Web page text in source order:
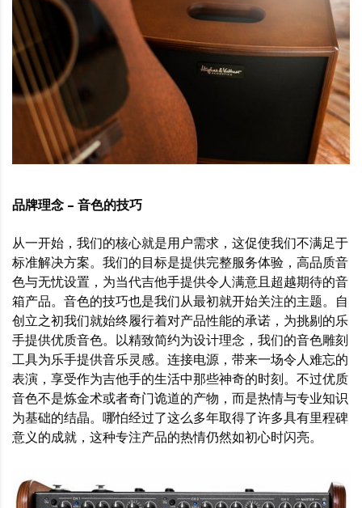
品牌理念 – 音色的技巧
从一开始，我们的核心就是用户需求，这促使我们不满足于
标准解决方案。我们的目标是提供完整服务体验，高品质音
色与无忧设置，为当代吉他手提供令人满意且超越期待的音
箱产品。音色的技巧也是我们从最初就开始关注的主题。自
创立之初我们就始终履行着对产品性能的承诺，为挑剔的乐
手提供优质音色。以精致简约为设计理念，我们的音色雕刻
工具为乐手提供音乐灵感。连接电源，带来一场令人难忘的
表演，享受作为吉他手的生活中那些神奇的时刻。不过优质
音色不是炼金术或者奇门诡道的产物，而是热情与专业知识
为基础的结晶。哪怕经过了这么多年取得了许多具有里程碑
意义的成就，这种专注产品的热情仍然如初心时闪亮。